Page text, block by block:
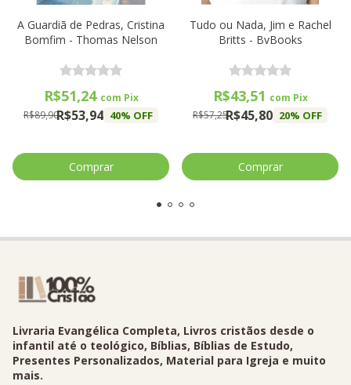
A Guardiã de Pedras, Cristina
Bomfim - Thomas Nelson
R$53,94
R$89,90 40% OFF
R$51,24 com Pix
Tudo ou Nada, Jim e Rachel
Britts - BvBooks
R$45,80
R$57,25 20% OFF
R$43,51 com Pix
Livraria Evangélica Completa, Livros cristãos desde o
infantil até o teológico, Bíblias, Bíblias de Estudo,
Presentes Personalizados, Material para Igreja e muito
mais.